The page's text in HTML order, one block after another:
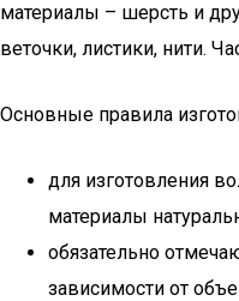
материалы – шерсть и
веточки, листики, нити.
Основные правила
для изготовления
материалы
обязательно
зависимости от